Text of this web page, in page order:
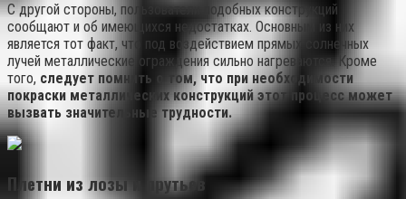
С другой стороны, пользователи подобных конструкций
сообщают и об имеющихся недостатках. Основным из них
является тот факт, что под воздействием прямых солнечных
лучей металлические ограждения сильно нагреваются. Кроме
того, следует помнить о том, что при необходимости
покраски металлических конструкций этот процесс может
вызвать значительные трудности.
Плетни из лозы и прутьев